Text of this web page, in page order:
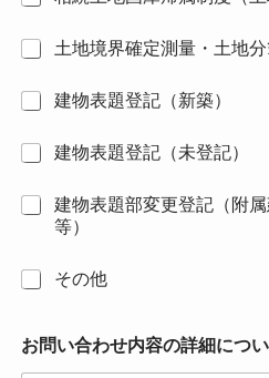
土地境界確定測量・土地
建物表題登記（新築）
建物表題登記（未登記）
建物表題部変更登記（附
等）
その他
お問い合わせ内容の詳細につ